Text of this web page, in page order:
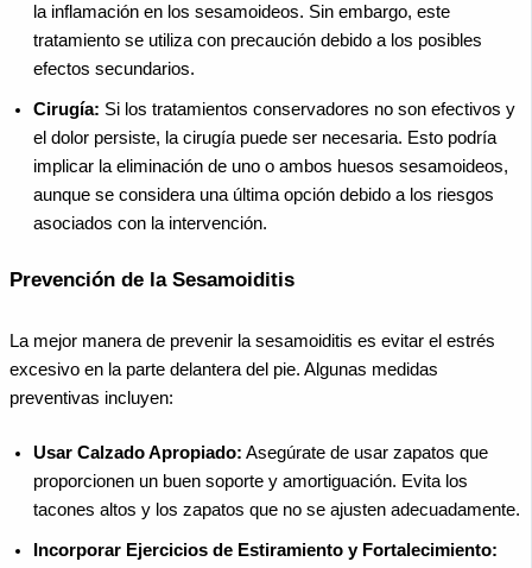
la inflamación en los sesamoideos. Sin embargo, este
tratamiento se utiliza con precaución debido a los posibles
efectos secundarios.
Cirugía: Si los tratamientos conservadores no son efectivos y
el dolor persiste, la cirugía puede ser necesaria. Esto podría
implicar la eliminación de uno o ambos huesos sesamoideos,
aunque se considera una última opción debido a los riesgos
asociados con la intervención.
Prevención de la Sesamoiditis
La mejor manera de prevenir la sesamoiditis es evitar el estrés
excesivo en la parte delantera del pie. Algunas medidas
preventivas incluyen:
Usar Calzado Apropiado: Asegúrate de usar zapatos que
proporcionen un buen soporte y amortiguación. Evita los
tacones altos y los zapatos que no se ajusten adecuadamente.
Incorporar Ejercicios de Estiramiento y Fortalecimiento: